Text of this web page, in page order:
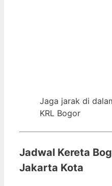
Jaga jarak di
KRL Bogor
Jadwal Kereta
Jakarta Kota